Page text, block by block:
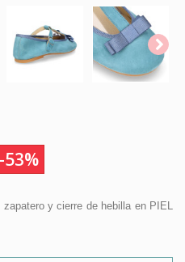
-53%
y cierre de hebilla en PIEL